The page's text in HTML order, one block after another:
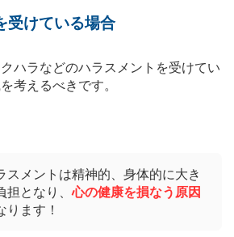
受けている場合
ハラなどのハラスメントを受けてい
考えるべきです。
スメントは精神的、身体的に大き
担となり、心の健康を損なう原因
ります！